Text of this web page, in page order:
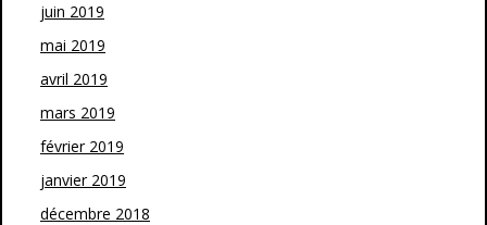
juin 2019
mai 2019
avril 2019
mars 2019
février 2019
janvier 2019
décembre 2018